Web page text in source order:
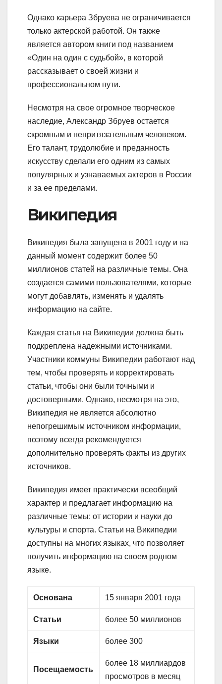
Однако карьера Збруева не ограничивается
только актерской работой. Он также
является автором книги под названием
«Один на один с судьбой», в которой
рассказывает о своей жизни и
профессиональном пути.
Несмотря на свое огромное творческое
наследие, Александр Збруев остается
скромным и непритязательным человеком.
Его талант, трудолюбие и преданность
искусству сделали его одним из самых
популярных и узнаваемых актеров в России
и за ее пределами.
Википедия
Википедия была запущена в 2001 году и на
данный момент содержит более 50
миллионов статей на различные темы. Она
создается самими пользователями, которые
могут добавлять, изменять и удалять
информацию на сайте.
Каждая статья на Википедии должна быть
подкреплена надежными источниками.
Участники коммуны Википедии работают над
тем, чтобы проверять и корректировать
статьи, чтобы они были точными и
достоверными. Однако, несмотря на это,
Википедия не является абсолютно
непогрешимым источником информации,
поэтому всегда рекомендуется
дополнительно проверять факты из других
источников.
Википедия имеет практически всеобщий
характер и предлагает информацию на
различные темы: от истории и науки до
культуры и спорта. Статьи на Википедии
доступны на многих языках, что позволяет
получить информацию на своем родном
языке.
Основана 15 января 2001 года
Статьи более 50 миллионов
Языки более 300
Посещаемость
более 18 миллиардов
просмотров в месяц